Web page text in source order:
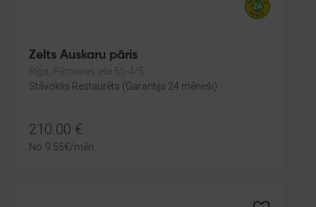
Zelts Auskaru pāris
Rīga, Pērnavas iela 55-4/5
Stāvoklis Restaurēts (Garantija 24 mēneši)
210.00 €
No 9.55€/mēn.